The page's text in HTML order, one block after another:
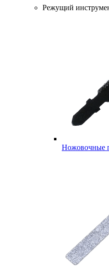
Режущий
Ножовочные